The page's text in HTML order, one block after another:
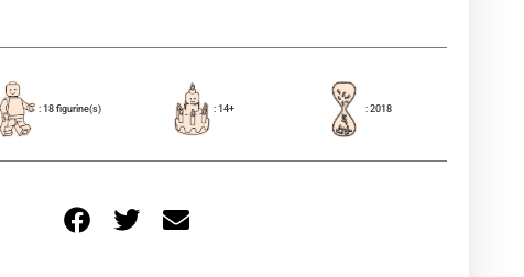
: 18 figurine(s) : 14+ : 2018